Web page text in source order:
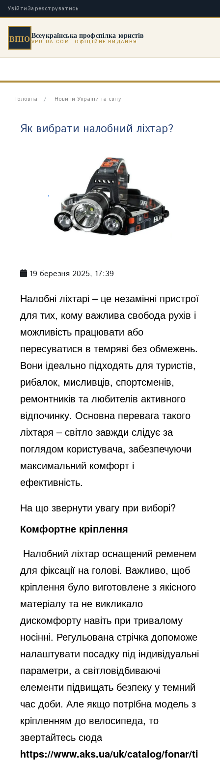
Увійти Зареєструватись
ВПЮВсеукраїнська профспілка юристів
VPU-UA.COM · ОФІЦІЙНЕ ВИДАННЯ
Головна Новини України та світу
Як вибрати налобний ліхтар?
19 березня 2025, 17:39
Налобні ліхтарі – це незамінні пристрої
для тих, кому важлива свобода рухів і
можливість працювати або
пересуватися в темряві без обмежень.
Вони ідеально підходять для туристів,
рибалок, мисливців, спортсменів,
ремонтників та любителів активного
відпочинку. Основна перевага такого
ліхтаря – світло завжди слідує за
поглядом користувача, забезпечуючи
максимальний комфорт і
ефективність.
На що звернути увагу при виборі?
Комфортне кріплення
Налобний ліхтар оснащений ременем
для фіксації на голові. Важливо, щоб
кріплення було виготовлене з якісного
матеріалу та не викликало
дискомфорту навіть при тривалому
носінні. Регульована стрічка допоможе
налаштувати посадку під індивідуальні
параметри, а світловідбиваючі
елементи підвищать безпеку у темний
час доби. Але якщо потрiбна модель з
крiпленням до велосипеда, то
звертайтесь сюда
https://www.aks.ua/uk/catalog/fonar/ti